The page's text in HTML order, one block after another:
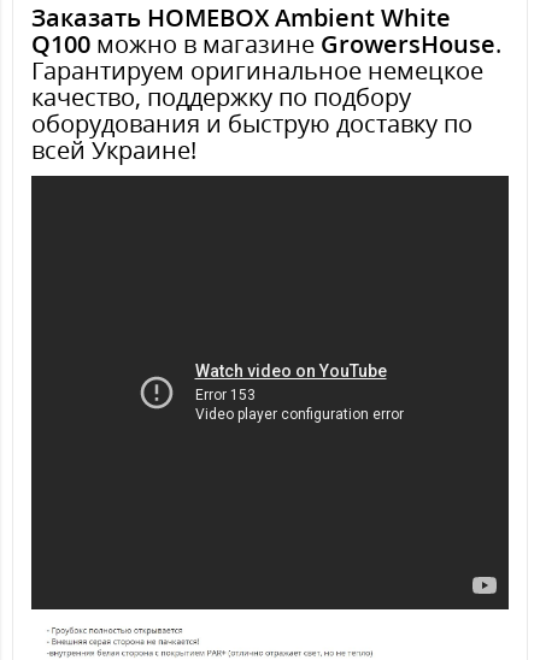
Заказать HOMEBOX Ambient White
Q100 можно в магазине GrowersHouse.
Гарантируем оригинальное немецкое
качество, поддержку по подбору
оборудования и быструю доставку по
всей Украине!